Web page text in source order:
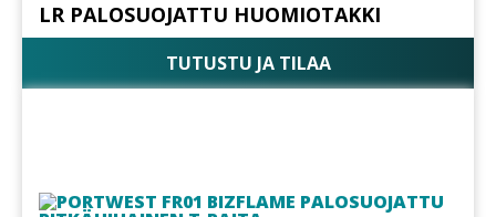
LR PALOSUOJATTU HUOMIOTAKKI
TUTUSTU JA TILAA